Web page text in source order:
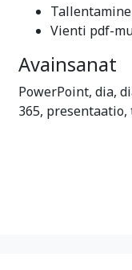
Vienti pdf-
Avainsanat
PowerPoint, dia,
365,